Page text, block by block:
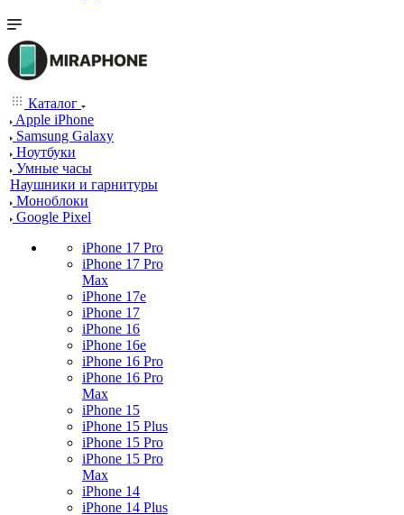
Каталог
Apple iPhone
Samsung Galaxy
Ноутбуки
Умные часы
Наушники и гарнитуры
Моноблоки
Google Pixel
iPhone 17 Pro
iPhone 17 Pro
Max
iPhone 17e
iPhone 17
iPhone 16
iPhone 16e
iPhone 16 Pro
iPhone 16 Pro
Max
iPhone 15
iPhone 15 Plus
iPhone 15 Pro
iPhone 15 Pro
Max
iPhone 14
iPhone 14 Plus